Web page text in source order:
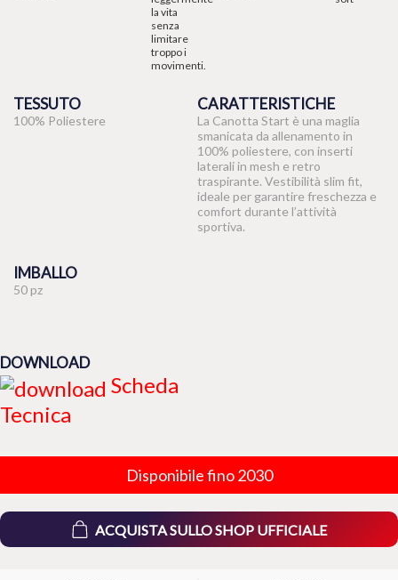
TESSUTO
100% Poliestere
CARATTERISTICHE
La Canotta Start è una maglia
smanicata da allenamento in
100% poliestere, con inserti
laterali in mesh e retro
traspirante. Vestibilità slim fit,
ideale per garantire freschezza e
comfort durante l’attività
sportiva.
IMBALLO
50 pz
DOWNLOAD
Scheda
Tecnica
Disponibile fino 2030
ACQUISTA SULLO SHOP UFFICIALE